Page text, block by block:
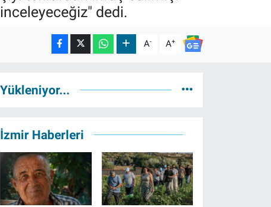
dedi.
A- A+
Yükleniyor...
İzmir Haberleri